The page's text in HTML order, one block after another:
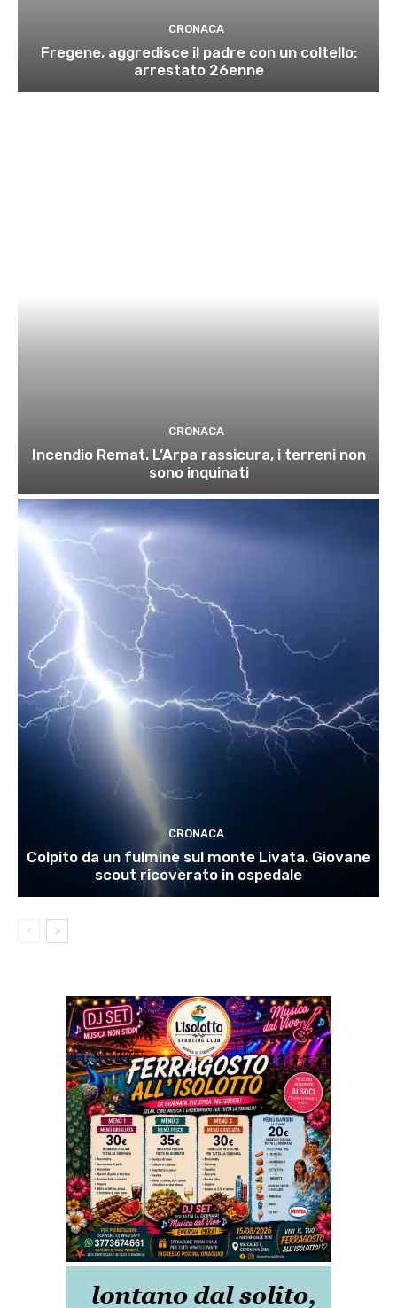
CRONACA
Fregene, aggredisce il padre con un coltello:
arrestato 26enne
CRONACA
Incendio Remat. L’Arpa rassicura, i terreni non
sono inquinati
CRONACA
Colpito da un fulmine sul monte Livata. Giovane
scout ricoverato in ospedale